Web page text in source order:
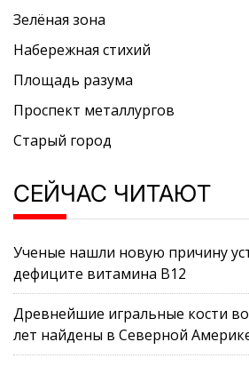
Зелёная зона
Набережная стихий
Площадь разума
Проспект металлургов
Старый город
СЕЙЧАС ЧИТАЮТ
Ученые нашли новую причину
дефиците витамина B12
Древнейшие игральные кости
лет найдены в Северной